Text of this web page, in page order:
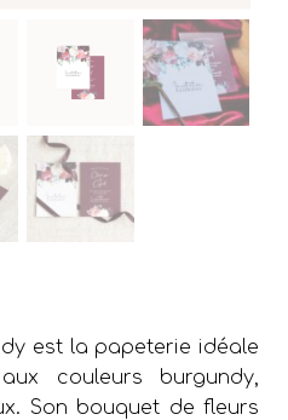
est la papeterie idéale
couleurs burgundy,
Son bouquet de fleurs